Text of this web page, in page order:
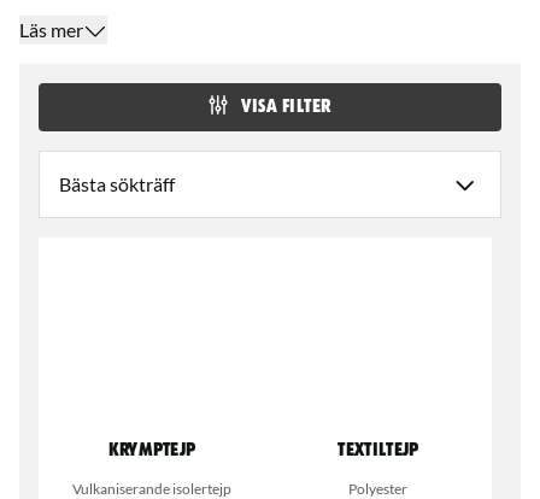
komponenter och är ett måste i varje verktygslåda. Hos
behöver för ett proffsigt resultat.
Läs mer
VISA FILTER
Krymptejp
Vulkaniserande isolertejp
Textiltejp
Polyester